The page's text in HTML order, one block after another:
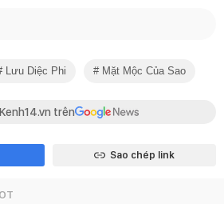
Lưu Diệc Phi Mặt Mộc Của Sao
trên
Sao chép link